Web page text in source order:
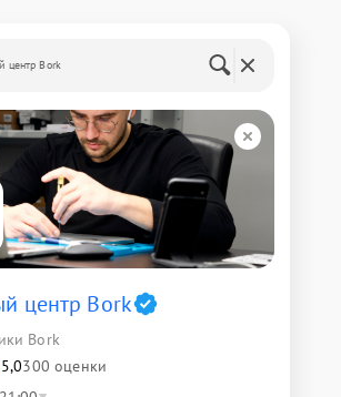
центр Bork
центр Bork
Bork
5,0300 оценки